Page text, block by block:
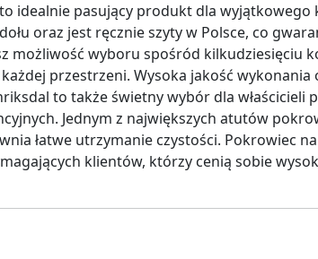
idealnie pasujący produkt dla wyjątkowego
oraz jest ręcznie szyty w Polsce, co
możliwość wyboru spośród kilkudziesięciu
przestrzeni. Wysoka jakość wykonania
to także świetny wybór dla właścicieli
Jednym z największych atutów
łatwe utrzymanie czystości. Pokrowiec
klientów, którzy cenią sobie